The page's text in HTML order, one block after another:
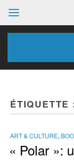
ÉTIQUETTE
ART & CULTURE,
« Polar »: